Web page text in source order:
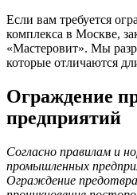
Если вам требуется
комплекса в Москве,
«Мастеровит». Мы
которые отличаются
Ограждение
предприятий
Согласно правилам и
промышленных
Ограждение